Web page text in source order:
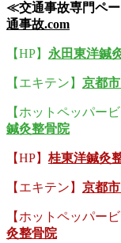
≪交通事故専門ペ
通事故.com
【HP】 永田東洋鍼
【エキテン】 京都
【ホットペッパー
鍼灸整骨院
【HP】 桂東洋鍼灸
【エキテン】 京都
【ホットペッパー
灸整骨院